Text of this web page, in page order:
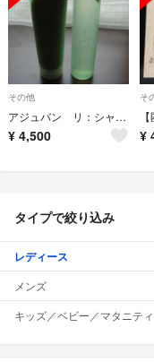
その他
アジュバン リ：シャンプー＆トリートメント 新品未開封 送料込
¥ 4,500
そ
¥
タイプで絞り込み
レディース
メンズ
キッズ／ベビー／マタニティ